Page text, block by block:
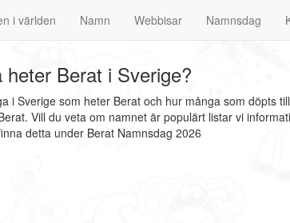
i världen Namn Webbisar Namnsdag
Berat i Sverige?
i Sverige som heter Berat och hur många som döpts
Vill du veta om namnet är populärt listar vi
detta under Berat Namnsdag 2026